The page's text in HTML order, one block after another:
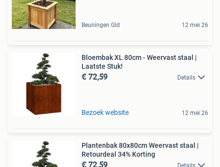
Beuningen Gld 12 mei 26
Bloembak XL 80cm - Weervast staal |
Laatste Stuk!
€ 72,59 Details
Bezoek website 12 mei 26
Plantenbak 80x80cm Weervast staal |
Retourdeal 34% Korting
€ 72,59 Details